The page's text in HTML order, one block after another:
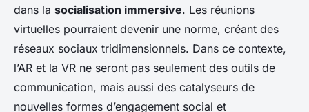
dans la socialisation immersive. Les réunions
virtuelles pourraient devenir une norme, créant des
réseaux sociaux tridimensionnels. Dans ce contexte,
l’AR et la VR ne seront pas seulement des outils de
communication, mais aussi des catalyseurs de
nouvelles formes d’engagement social et